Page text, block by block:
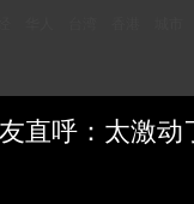
直呼：太激